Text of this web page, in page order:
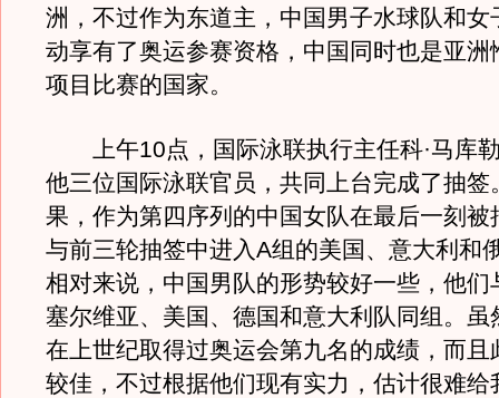
洲，不过作为东道主，中国男子水球队和女
动享有了奥运参赛资格，中国同时也是亚洲
项目比赛的国家。
上午10点，国际泳联执行主任科·马库
他三位国际泳联官员，共同上台完成了抽签
果，作为第四序列的中国女队在最后一刻被
与前三轮抽签中进入A组的美国、意大利和
相对来说，中国男队的形势较好一些，他们
塞尔维亚、美国、德国和意大利队同组。虽
在上世纪取得过奥运会第九名的成绩，而且
较佳，不过根据他们现有实力，估计很难给